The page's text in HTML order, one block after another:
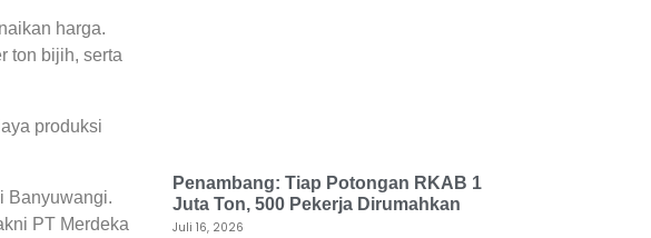
harga.
ton bijih, serta
produksi
Banyuwangi.
PT Merdeka
Penambang: Tiap Potongan RKAB 1
Juta Ton, 500 Pekerja Dirumahkan
Juli 16, 2026